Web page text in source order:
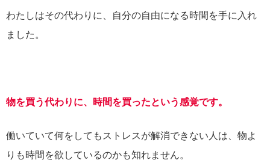
わたしはその代わりに、自分の自由になる時間を手に入れ
ました。
物を買う代わりに、時間を買ったという感覚です。
働いていて何をしてもストレスが解消できない人は、物よ
りも時間を欲しているのかも知れません。